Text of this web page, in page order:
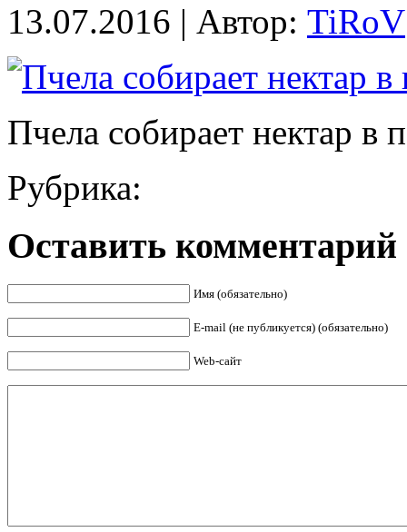
13.07.2016 | Автор: TiRoV
Пчела собирает нектар в
Рубрика:
Оставить комментарий
Имя (обязательно)
E-mail (не публикуется) (обязательно)
Web-сайт